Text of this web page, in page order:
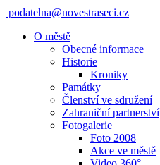
podatelna@novestraseci.cz
O městě
Obecné informace
Historie
Kroniky
Památky
Členství ve sdružení
Zahraniční partnerství
Fotogalerie
Foto 2008
Akce ve městě